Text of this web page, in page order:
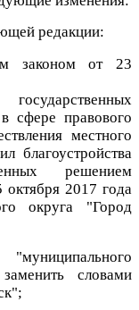
редакции:
законом от 23
сфере правового
местного
благоустройства
решением
2017 года
округа "Город
словами